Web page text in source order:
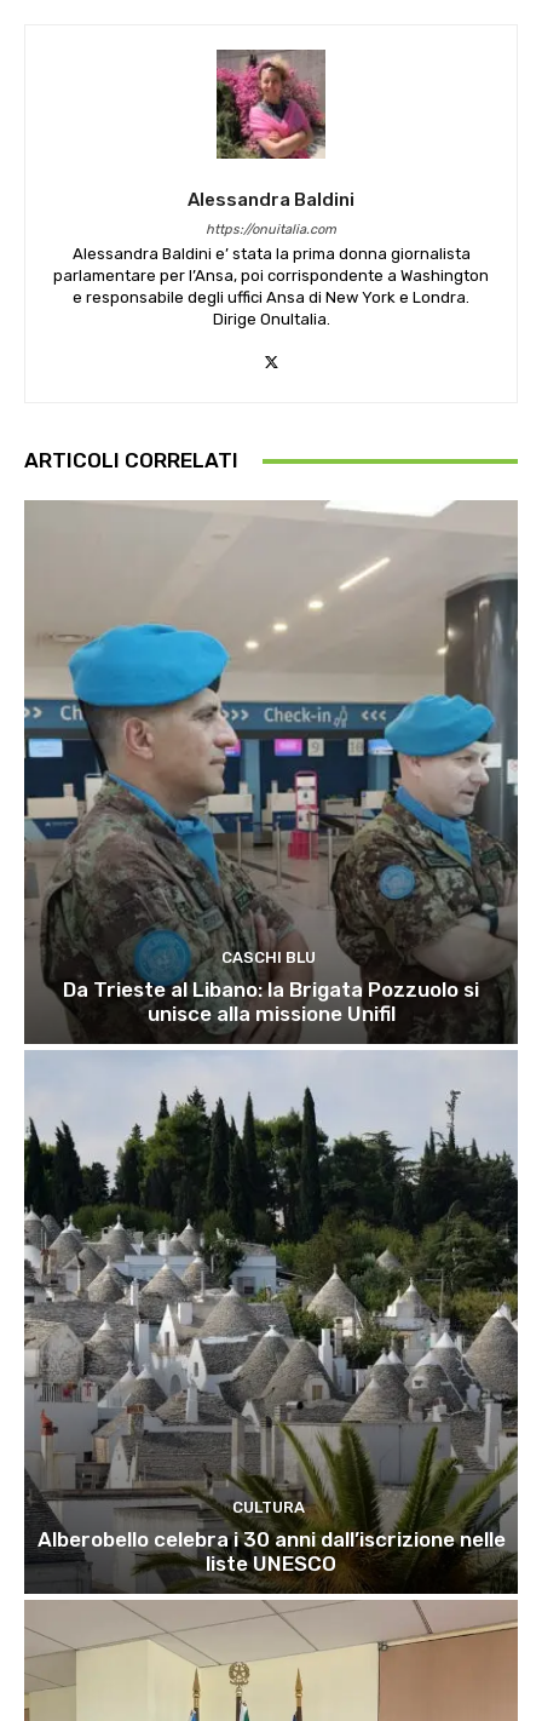
Alessandra Baldini
https://onuitalia.com
Alessandra Baldini e’ stata la prima donna giornalista
parlamentare per l’Ansa, poi corrispondente a Washington
e responsabile degli uffici Ansa di New York e Londra.
Dirige OnuItalia.
ARTICOLI CORRELATI
CASCHI BLU
Da Trieste al Libano: la Brigata Pozzuolo si
unisce alla missione Unifil
CULTURA
Alberobello celebra i 30 anni dall’iscrizione nelle
liste UNESCO